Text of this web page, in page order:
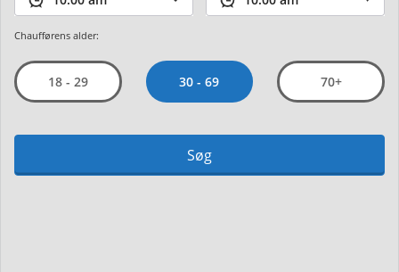
Chaufførens alder:
18 - 29 30 - 69 70+
Søg